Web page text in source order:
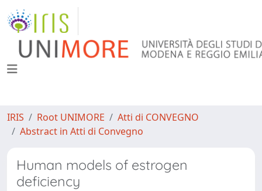
IRIS Root UNIMORE
Atti di CONVEGNO
Abstract in Atti di Convegno
Human models of estrogen
deficiency